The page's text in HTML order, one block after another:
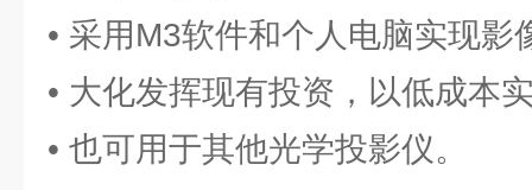
• 采用M3软件和个人电脑实现影
• 大化发挥现有投资，以低成本
• 也可用于其他光学投影仪。